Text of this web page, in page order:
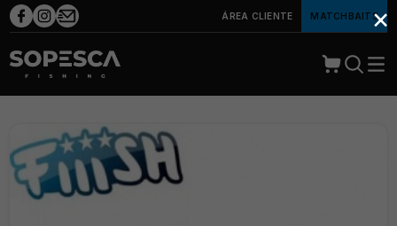
ÁREA CLIENTE MATCHBAITS×